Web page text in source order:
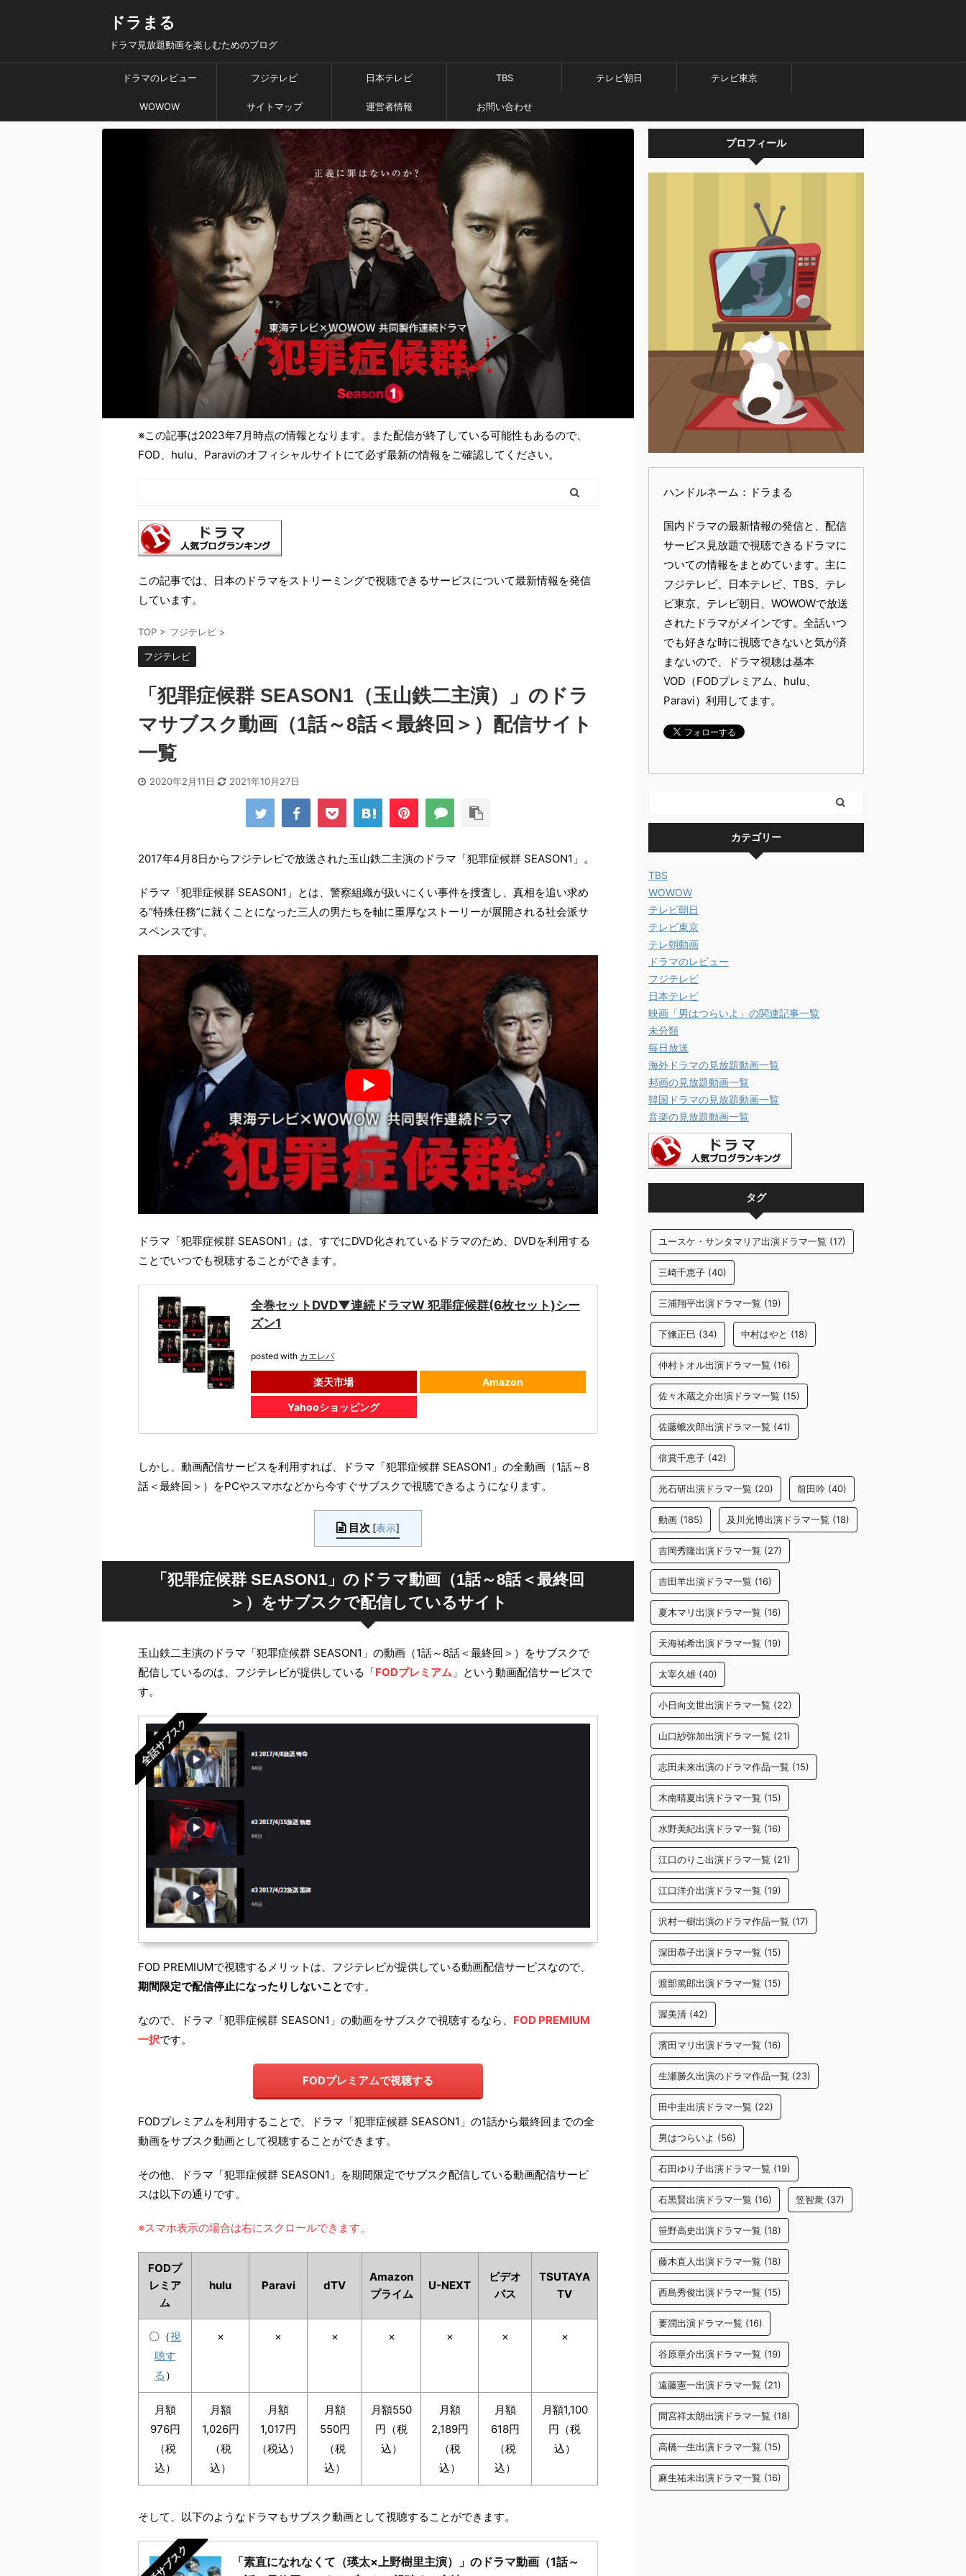
ドラまる
ドラマ見放題動画を楽しむためのブログ
ドラマのレビュー フジテレビ 日本テレビ TBS テレビ朝日 テレビ東京
WOWOW サイトマップ 運営者情報 お問い合わせ
※この記事は2023年7月時点の情報となります。また配信が終了している可能性もあるので、
FOD、hulu、Paraviのオフィシャルサイトにて必ず最新の情報をご確認してください。
この記事では、日本のドラマをストリーミングで視聴できるサービスについて最新情報を発信
しています。
TOP > フジテレビ >
フジテレビ
「犯罪症候群 SEASON1（玉山鉄二主演）」のドラ
マサブスク動画（1話～8話＜最終回＞）配信サイト
一覧
2020年2月11日 2021年10月27日
2017年4月8日からフジテレビで放送された玉山鉄二主演のドラマ「犯罪症候群 SEASON1」。
ドラマ「犯罪症候群 SEASON1」とは、警察組織が扱いにくい事件を捜査し、真相を追い求め
る“特殊任務”に就くことになった三人の男たちを軸に重厚なストーリーが展開される社会派サ
スペンスです。
ドラマ「犯罪症候群 SEASON1」は、すでにDVD化されているドラマのため、DVDを利用する
ことでいつでも視聴することができます。
全巻セットDVD▼連続ドラマW 犯罪症候群(6枚セット)シー
ズン1
posted with カエレバ
楽天市場 Amazon
Yahooショッピング
しかし、動画配信サービスを利用すれば、ドラマ「犯罪症候群 SEASON1」の全動画（1話～8
話＜最終回＞）をPCやスマホなどから今すぐサブスクで視聴できるようになります。
目次 [表示]
「犯罪症候群 SEASON1」のドラマ動画（1話～8話＜最終回
＞）をサブスクで配信しているサイト
玉山鉄二主演のドラマ「犯罪症候群 SEASON1」の動画（1話～8話＜最終回＞）をサブスクで
配信しているのは、フジテレビが提供している「FODプレミアム 」という動画配信サービスで
す。
全話サブスク
FOD PREMIUMで視聴するメリットは、フジテレビが提供している動画配信サービスなので、
期間限定で配信停止になったりしないことです。
なので、ドラマ「犯罪症候群 SEASON1」の動画をサブスクで視聴するなら、 FOD PREMIUM
一択です。
FODプレミアムで視聴する
FODプレミアムを利用することで、ドラマ「犯罪症候群 SEASON1」の1話から最終回までの全
動画をサブスク動画として視聴することができます。
その他、ドラマ「犯罪症候群 SEASON1」を期間限定でサブスク配信している動画配信サービ
スは以下の通りです。
※スマホ表示の場合は右にスクロールできます。
FODプ
レミア
ム
hulu Paravi dTV
Amazon
プライム
U-NEXT
ビデオ
パス
TSUTAYA
TV
〇（視
聴す
る ）
× × × × × × ×
月額
976円
（税
込）
月額
1,026円
（税
込）
月額
1,017円
（税込）
月額
550円
（税
込）
月額550
円（税
込）
月額
2,189円
（税
込）
月額
618円
（税
込）
月額1,100
円（税
込）
そして、以下のようなドラマもサブスク動画として視聴することができます。
「素直になれなくて（瑛太×上野樹里主演）」のドラマ動画（1話～
プロフィール
ハンドルネーム：ドラまる
国内ドラマの最新情報の発信と、配信
サービス見放題で視聴できるドラマに
ついての情報をまとめています。主に
フジテレビ、日本テレビ、TBS、テレ
ビ東京、テレビ朝日、WOWOWで放送
されたドラマがメインです。全話いつ
でも好きな時に視聴できないと気が済
まないので、ドラマ視聴は基本
VOD（FODプレミアム、hulu、
Paravi）利用してます。
カテゴリー
TBS
WOWOW
テレビ朝日
テレビ東京
テレ朝動画
ドラマのレビュー
フジテレビ
日本テレビ
映画「男はつらいよ」の関連記事一覧
未分類
毎日放送
海外ドラマの見放題動画一覧
邦画の見放題動画一覧
韓国ドラマの見放題動画一覧
音楽の見放題動画一覧
タグ
ユースケ・サンタマリア出演ドラマ一覧 (17)
三崎千恵子 (40)
三浦翔平出演ドラマ一覧 (19)
下絛正巳 (34) 中村はやと (18)
仲村トオル出演ドラマ一覧 (16)
佐々木蔵之介出演ドラマ一覧 (15)
佐藤蛾次郎出演ドラマ一覧 (41)
倍賞千恵子 (42)
光石研出演ドラマ一覧 (20) 前田吟 (40)
動画 (185) 及川光博出演ドラマ一覧 (18)
吉岡秀隆出演ドラマ一覧 (27)
吉田羊出演ドラマ一覧 (16)
夏木マリ出演ドラマ一覧 (16)
天海祐希出演ドラマ一覧 (19)
太宰久雄 (40)
小日向文世出演ドラマ一覧 (22)
山口紗弥加出演ドラマ一覧 (21)
志田未来出演のドラマ作品一覧 (15)
木南晴夏出演ドラマ一覧 (15)
水野美紀出演ドラマ一覧 (16)
江口のりこ出演ドラマ一覧 (21)
江口洋介出演ドラマ一覧 (19)
沢村一樹出演のドラマ作品一覧 (17)
深田恭子出演ドラマ一覧 (15)
渡部篤郎出演ドラマ一覧 (15)
渥美清 (42)
濱田マリ出演ドラマ一覧 (16)
生瀬勝久出演のドラマ作品一覧 (23)
田中圭出演ドラマ一覧 (22)
男はつらいよ (56)
石田ゆり子出演ドラマ一覧 (19)
石黒賢出演ドラマ一覧 (16) 笠智衆 (37)
笹野高史出演ドラマ一覧 (18)
藤木直人出演ドラマ一覧 (18)
西島秀俊出演ドラマ一覧 (15)
要潤出演ドラマ一覧 (16)
谷原章介出演ドラマ一覧 (19)
遠藤憲一出演ドラマ一覧 (21)
間宮祥太朗出演ドラマ一覧 (18)
高橋一生出演ドラマ一覧 (15)
麻生祐未出演ドラマ一覧 (16)